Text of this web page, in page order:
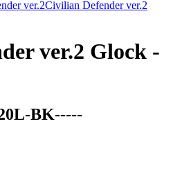
ver.2Civilian Defender ver.2
ver.2 Glock -
BK-----